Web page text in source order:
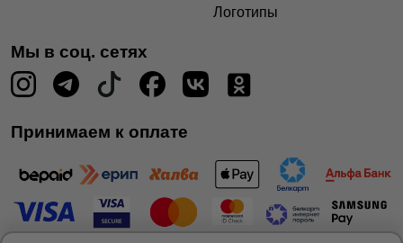
Логотипы
Мы в соц. сетях
Принимаем к оплате